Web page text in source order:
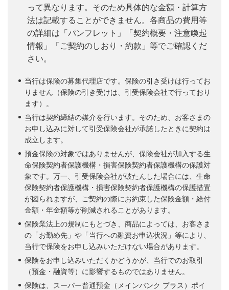
って異なります。そのため具体的な金額・計算方
法は記載することができません。各商品の費用等
の詳細は「パンフレット」「契約概要・注意喚起
情報」「ご契約のしおり・約款」等でご確認くだ
さい。
当行は保険の募集代理店です。保険の引き受けは行ってお
りません（保険の引き受けは、引受保険会社で行っており
ます）。
当行は契約締結の媒介を行います。そのため、お客さまの
お申し込みに対して引受保険会社が承諾したときに契約は
成立します。
預金保険の対象ではありませんが、保険会社が加入する生
命保険契約者保護機構・損害保険契約者保護機構の保護対
象です。万一、引受保険会社が破たんした場合には、生命
保険契約者保護機構・損害保険契約者保護機構の保護措置
が図られますが、ご契約の際にお約束した保険金額・給付
金額・年金額等が削減されることがあります。
保険業法上の規制にもとづき、商品によっては、お客さま
の「お勤め先」や「当行への融資お申込状況」等により、
当行で保険をお申し込みいただけない場合があります。
保険をお申し込みいただくかどうかが、当行でのお取引
（預金・融資等）に影響するものではありません。
保険は、スーパー普通預金（メインバンク プラス）ポイ